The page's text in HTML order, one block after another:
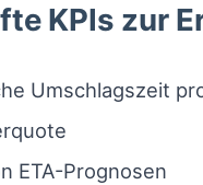
KPIs zur
Umschlagszeit
ETA-Prognosen